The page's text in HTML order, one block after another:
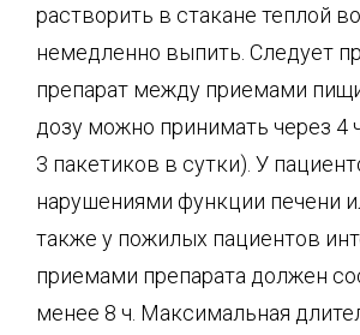
растворить в ста­кане теплой
немедленно выпить. Следует
препарат между приемами
дозу можно принимать через 4
3 пакетиков в сутки). У
нарушениями функции печени
также у пожилых пациентов
приемами препарата должен
менее 8 ч. Максимальная